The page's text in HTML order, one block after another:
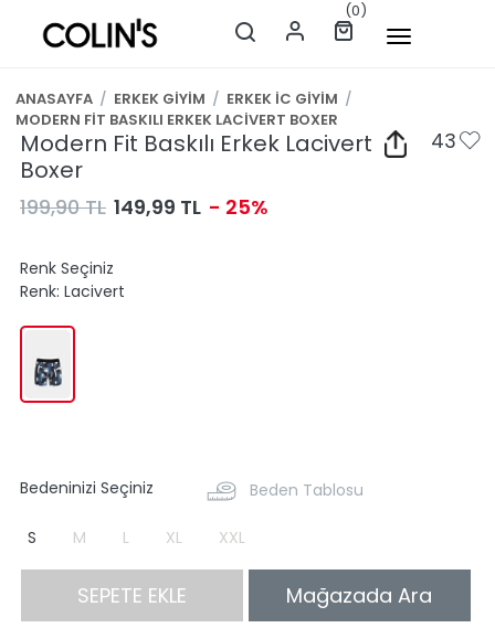
(0)
ANASAYFA / ERKEK GİYİM / ERKEK İC GİYİM /
MODERN FİT BASKILI ERKEK LACİVERT BOXER
Modern Fit Baskılı Erkek Lacivert
Boxer
43
199,90 TL 149,99 TL - 25%
Renk Seçiniz
Renk: Lacivert
Bedeninizi Seçiniz Beden Tablosu
S M L XL XXL
SEPETE EKLE Mağazada Ara